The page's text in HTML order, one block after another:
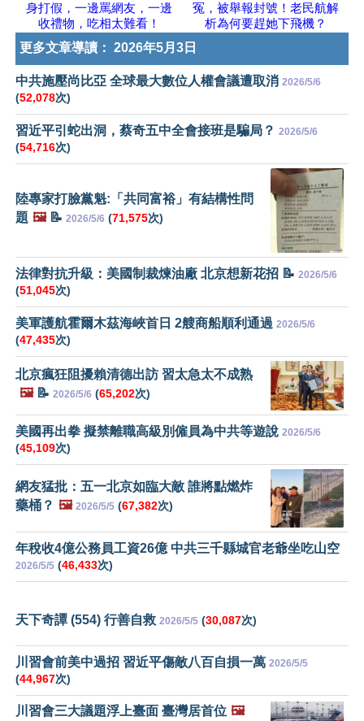
身打假，一邊罵網友，一邊
收禮物，吃相太難看！
冤，被舉報封號！老民航解
析為何要趕她下飛機？
更多文章導讀： 2026年5月3日
中共施壓尚比亞 全球最大數位人權會議遭取消 2026/5/6
(52,078次)
習近平引蛇出洞，蔡奇五中全會接班是騙局？ 2026/5/6
(54,716次)
陸專家打臉黨魁:「共同富裕」有結構性問
題 🖼️📝 2026/5/6 (71,575次)
法律對抗升級：美國制裁煉油廠 北京想新花招 📝 2026/5/6
(51,045次)
美軍護航霍爾木茲海峽首日 2艘商船順利通過 2026/5/6
(47,435次)
北京瘋狂阻擾賴清德出訪 習太急太不成熟
🖼️📝 2026/5/6 (65,202次)
美國再出拳 擬禁離職高級別僱員為中共等遊說 2026/5/6
(45,109次)
網友猛批：五一北京如臨大敵 誰將點燃炸
藥桶？ 🖼️ 2026/5/5 (67,382次)
年稅收4億公務員工資26億 中共三千縣城官老爺坐吃山空
2026/5/5 (46,433次)
天下奇譚 (554) 行善自救 2026/5/5 (30,087次)
川習會前美中過招 習近平傷敵八百自損一萬 2026/5/5
(44,967次)
川習會三大議題浮上臺面 臺灣居首位 🖼️